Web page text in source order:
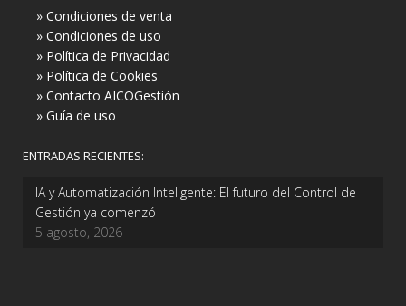
» Condiciones de venta
» Condiciones de uso
» Política de Privacidad
» Política de Cookies
» Contacto AICOGestión
» Guía de uso
ENTRADAS RECIENTES:
IA y Automatización Inteligente: El futuro del Control de
Gestión ya comenzó
5 agosto, 2026